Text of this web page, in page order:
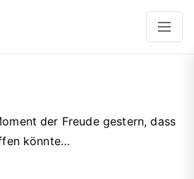
der Freude gestern, dass
könnte…